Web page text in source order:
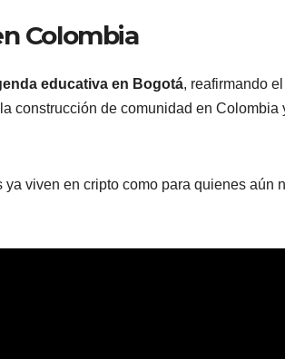
Colombia
educativa en Bogotá, reafirmando el
construcción de comunidad en Colombia
viven en cripto como para quienes aún